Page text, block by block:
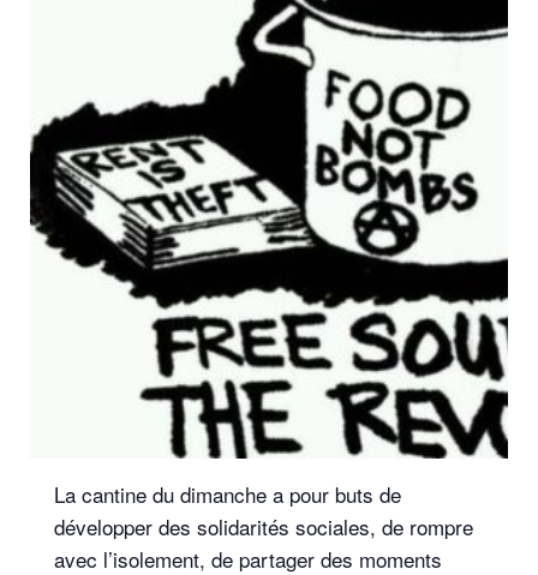
La cantine du dimanche a pour buts de
développer des solidarités sociales, de rompre
avec l’isolement, de partager des moments